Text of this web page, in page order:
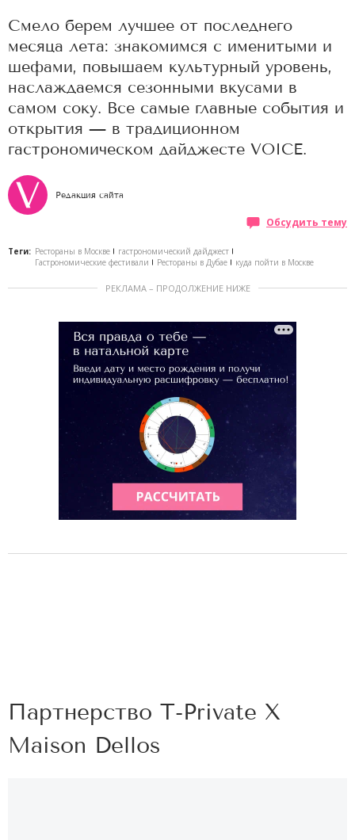
Смело берем лучшее от последнего
месяца лета: знакомимся с именитыми и
шефами, повышаем культурный уровень,
наслаждаемся сезонными вкусами в
самом соку. Все самые главные события и
открытия — в традиционном
гастрономическом дайджесте VOICE.
Редакция сайта
Обсудить тему
Теги: Рестораны в Москве
гастрономический дайджест
Гастрономические фестивали
Рестораны в Дубае куда пойти в Москве
РЕКЛАМА – ПРОДОЛЖЕНИЕ НИЖЕ
Партнерство T-Private X
Maison Dellos